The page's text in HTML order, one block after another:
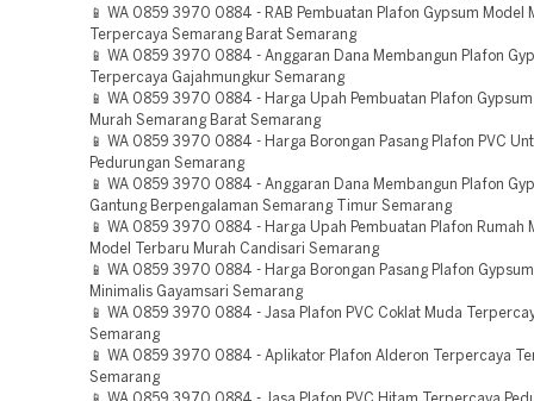
📱 WA 0859 3970 0884 - RAB Pembuatan Plafon Gypsum Model
Terpercaya Semarang Barat Semarang
📱 WA 0859 3970 0884 - Anggaran Dana Membangun Plafon
Terpercaya Gajahmungkur Semarang
📱 WA 0859 3970 0884 - Harga Upah Pembuatan Plafon Gypsum
Murah Semarang Barat Semarang
📱 WA 0859 3970 0884 - Harga Borongan Pasang Plafon PVC
Pedurungan Semarang
📱 WA 0859 3970 0884 - Anggaran Dana Membangun Plafon
Gantung Berpengalaman Semarang Timur Semarang
📱 WA 0859 3970 0884 - Harga Upah Pembuatan Plafon Rumah
Model Terbaru Murah Candisari Semarang
📱 WA 0859 3970 0884 - Harga Borongan Pasang Plafon
Minimalis Gayamsari Semarang
📱 WA 0859 3970 0884 - Jasa Plafon PVC Coklat Muda
Semarang
📱 WA 0859 3970 0884 - Aplikator Plafon Alderon Terpercaya
Semarang